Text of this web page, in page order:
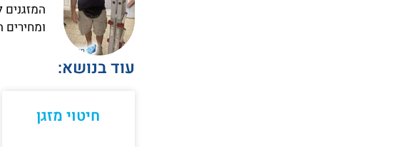
ומחירים
עוד בנושא:
חיטוי מזגן